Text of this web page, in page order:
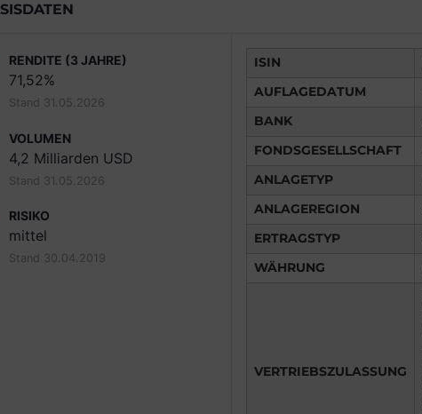
RENDITE (3 JAHRE)
71,52%
Stand 31.05.2026
VOLUMEN
4,2 Milliarden USD
Stand 31.05.2026
RISIKO
mittel
Stand 30.04.2019
ISIN
AUFLAGEDATUM
BANK
FONDSGESELLSCHAFT
ANLAGETYP
ANLAGEREGION
ERTRAGSTYP
WÄHRUNG
VERTRIEBSZULASSUNG